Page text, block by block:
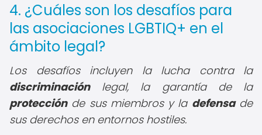
4. ¿Cuáles son los desafíos para
las asociaciones LGBTIQ+ en el
ámbito legal?
Los desafíos incluyen la lucha contra la
discriminaciónlegal, la garantía de la
protecciónde sus miembros y la defensade
sus derechos en entornos hostiles.